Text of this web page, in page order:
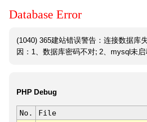
Database Error
(1040) 365建站错误警告：连接数据库
因：1、数据库密码不对; 2、mysql未启
PHP Debug
No. File